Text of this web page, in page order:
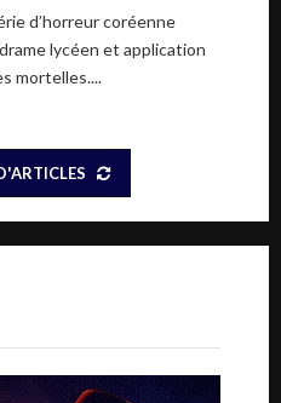
d’horreur coréenne
lycéen et application
mortelles....